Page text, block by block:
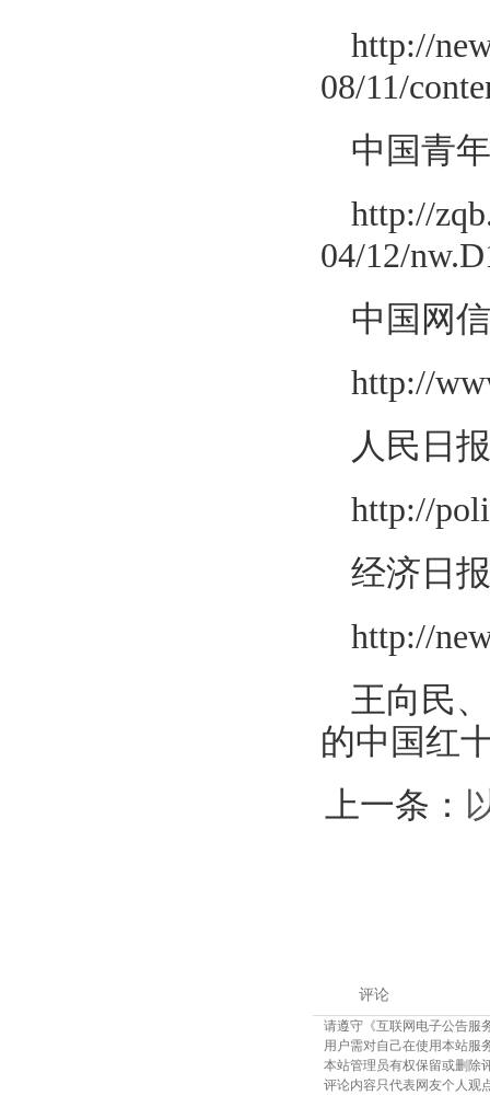
http://
08/11/
中国青
http://
04/12/
中国网
http://
人民日
http://
经济日
http://
王向民
的中国红
上一条：
评论
请遵守《互联网电子公告服
用户需对自己在使用本站服
本站管理员有权保留或删除
评论内容只代表网友个人观